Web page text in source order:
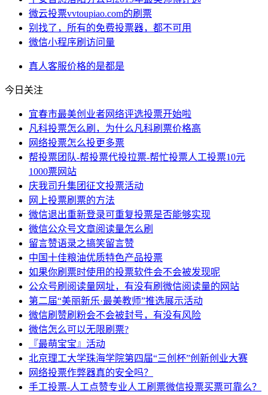
微云投票vvtoupiao.com的刷票
别找了，所有的免费投票器，都不可用
微信小程序刷访问量
真人客服价格的是都是
今日关注
宜春市最美创业者网络评选投票开始啦
凡科投票怎么刷，为什么凡科刷票价格高
网络投票怎么投更多票
帮投票团队-帮投票代投拉票-帮忙投票人工投票10元
1000票网站
庆我司升集团征文投票活动
网上投票刷票的方法
微信退出重新登录可重复投票是否能够实现
微信公众号文章阅读量怎么刷
留言赞语录之搞笑留言赞
中国十佳粮油优质特色产品投票
如果你刷票时使用的投票软件会不会被发现呢
公众号刷阅读量网址，有没有刷微信阅读量的网站
第二届“美丽新乐·最美教师”推选展示活动
微信刷赞刷粉会不会被封号，有没有风险
微信怎么可以无限刷票?
『最萌宝宝』活动
北京理工大学珠海学院第四届“三创杯”创新创业大赛
网络投票作弊器真的安全吗？
手工投票-人工点赞专业人工刷票微信投票买票可靠么？